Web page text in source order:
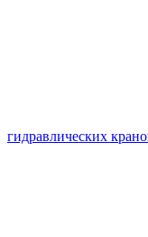
гидравлических